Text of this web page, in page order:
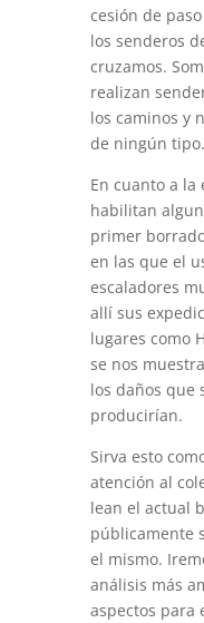
cesión de
los senderos
cruzamos.
realizan
los caminos y
de ningún tipo.
En cuanto a la
habilitan
primer
en las que el
escaladores
allí sus
lugares como
se nos
los daños que
producirían.
Sirva esto
atención al
lean el actual
públicamente
el mismo.
análisis más
aspectos para